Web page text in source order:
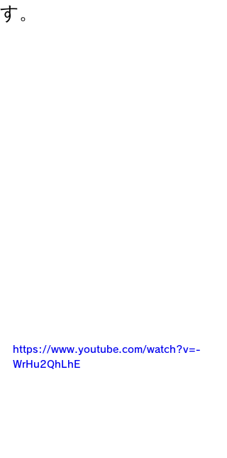
す。
https://www.youtube.com/watch?v=-
WrHu2QhLhE